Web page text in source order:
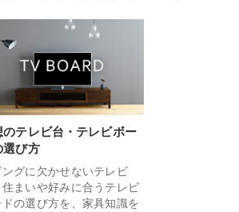
のテレビ台・テレビボー
選び方
ングに欠かせないテレビ
住まいや好みに合うテレビ
ドの選び方を、家具知識を